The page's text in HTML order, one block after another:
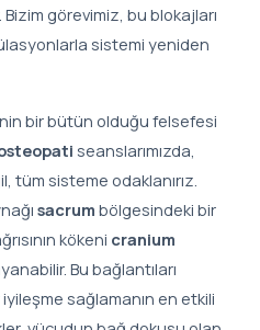
görevimiz, bu blokajları
sistemi yeniden
bir bütün olduğu felsefesi
seanslarımızda,
tüm sisteme odaklanırız.
sacrum bölgesindeki bir
kökeni cranium
Bu bağlantıları
sağlamanın en etkili